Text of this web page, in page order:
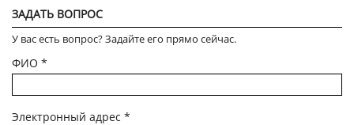
ЗАДАТЬ ВОПРОС
У вас есть вопрос? Задайте его прямо сейчас.
ФИО *
Электронный адрес *